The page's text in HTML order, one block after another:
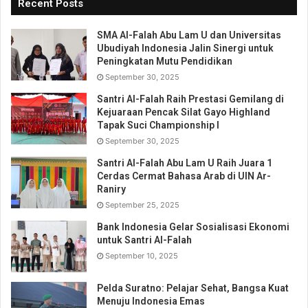
Recent Posts
SMA Al-Falah Abu Lam U dan Universitas
Ubudiyah Indonesia Jalin Sinergi untuk
Peningkatan Mutu Pendidikan
September 30, 2025
Santri Al-Falah Raih Prestasi Gemilang di
Kejuaraan Pencak Silat Gayo Highland
Tapak Suci Championship I
September 30, 2025
Santri Al-Falah Abu Lam U Raih Juara 1
Cerdas Cermat Bahasa Arab di UIN Ar-
Raniry
September 25, 2025
Bank Indonesia Gelar Sosialisasi Ekonomi
untuk Santri Al-Falah
September 10, 2025
Pelda Suratno: Pelajar Sehat, Bangsa Kuat
Menuju Indonesia Emas